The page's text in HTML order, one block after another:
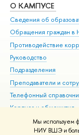
Мы используем
НИУ ВШЭ и
О КАМПУСЕ
Сведения об
Обращения граждан
Противодействие
Руководство
Подразделения
Преподаватели и
Телефонный
Корпуса и общежития
ВШЭ для студентов с
здоровья и